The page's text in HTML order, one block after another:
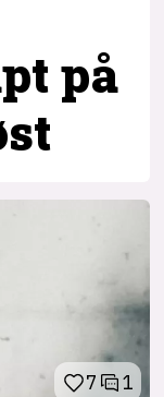
på
7 1